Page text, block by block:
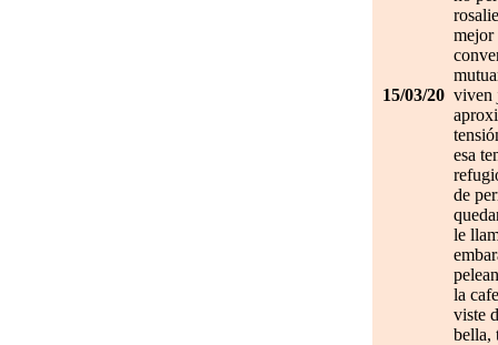
15/03/20
mejor
viven
esa
de
le
la
viste
bella,